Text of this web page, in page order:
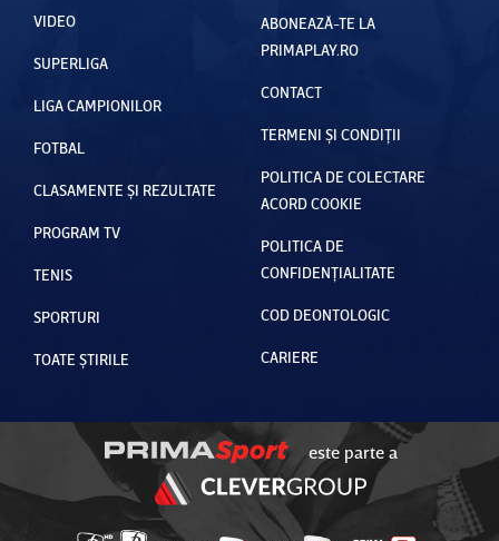
VIDEO
SUPERLIGA
LIGA CAMPIONILOR
FOTBAL
CLASAMENTE ȘI REZULTATE
PROGRAM TV
TENIS
SPORTURI
TOATE ȘTIRILE
ABONEAZĂ-TE LA
PRIMAPLAY.RO
CONTACT
TERMENI ȘI CONDIȚII
POLITICA DE COLECTARE
ACORD COOKIE
POLITICA DE
CONFIDENȚIALITATE
COD DEONTOLOGIC
CARIERE
este parte a